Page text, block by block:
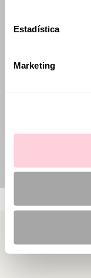
Estadística
Marketing